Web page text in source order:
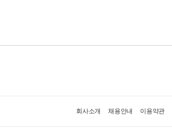
회사소개 채용안내 이용약관